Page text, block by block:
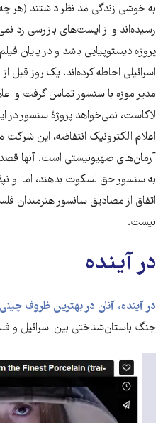
به خوشی زندگی مد نظر داشتند (هر
رسیده‌اند و از ایست‌های بازرسی رد
پروژه دیستوپیایی باشد و در پایان
اسرائیلی احاطه کرده‌اند. یک روز قبل
مدیر موزه با سنسور تماس گرفت و
لاکاست، نمی‌خواهد پروژۀ سنسور
اعلام الکترونیک انتفاضه، این
آرمان‌های صهیونیستی است. آنها قصد
به سنسور حق‌السکوت بدهند، اما او
اتفاق از مصادیق سانسور هنرمندان
نیست.
در آینده
در آینده، آنان در بهترین ظروف
جنگ باستان‌شناختی بین اسرائیل و